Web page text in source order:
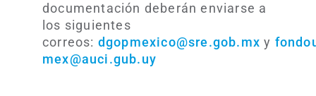
documentación deberán enviarse a
los siguientes
correos: dgopmexico@sre.gob.mx y
mex@auci.gub.uy